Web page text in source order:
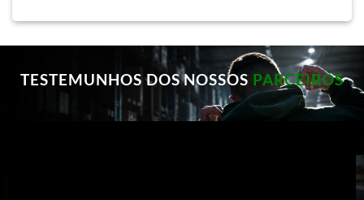
TESTEMUNHOS DOS NOSSOS PARCEIROS